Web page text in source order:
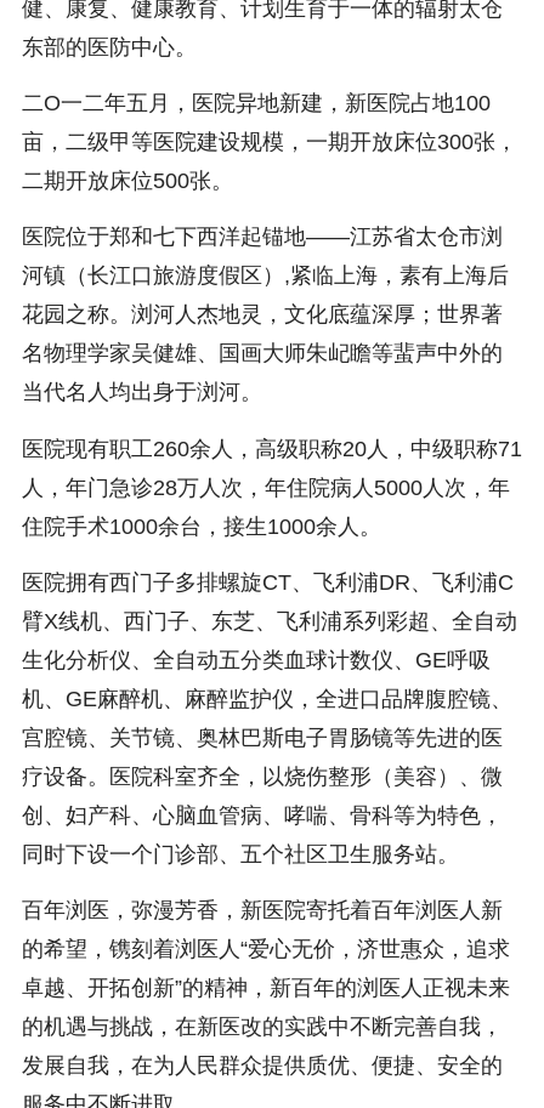
健、康复、健康教育、计划生育于一体的辐射太仓
东部的医防中心。
二O一二年五月，医院异地新建，新医院占地100
亩，二级甲等医院建设规模，一期开放床位300张，
二期开放床位500张。
医院位于郑和七下西洋起锚地——江苏省太仓市浏
河镇（长江口旅游度假区）,紧临上海，素有上海后
花园之称。浏河人杰地灵，文化底蕴深厚；世界著
名物理学家吴健雄、国画大师朱屺瞻等蜚声中外的
当代名人均出身于浏河。
医院现有职工260余人，高级职称20人，中级职称71
人，年门急诊28万人次，年住院病人5000人次，年
住院手术1000余台，接生1000余人。
医院拥有西门子多排螺旋CT、飞利浦DR、飞利浦C
臂X线机、西门子、东芝、飞利浦系列彩超、全自动
生化分析仪、全自动五分类血球计数仪、GE呼吸
机、GE麻醉机、麻醉监护仪，全进口品牌腹腔镜、
宫腔镜、关节镜、奥林巴斯电子胃肠镜等先进的医
疗设备。医院科室齐全，以烧伤整形（美容）、微
创、妇产科、心脑血管病、哮喘、骨科等为特色，
同时下设一个门诊部、五个社区卫生服务站。
百年浏医，弥漫芳香，新医院寄托着百年浏医人新
的希望，镌刻着浏医人“爱心无价，济世惠众，追求
卓越、开拓创新”的精神，新百年的浏医人正视未来
的机遇与挑战，在新医改的实践中不断完善自我，
发展自我，在为人民群众提供质优、便捷、安全的